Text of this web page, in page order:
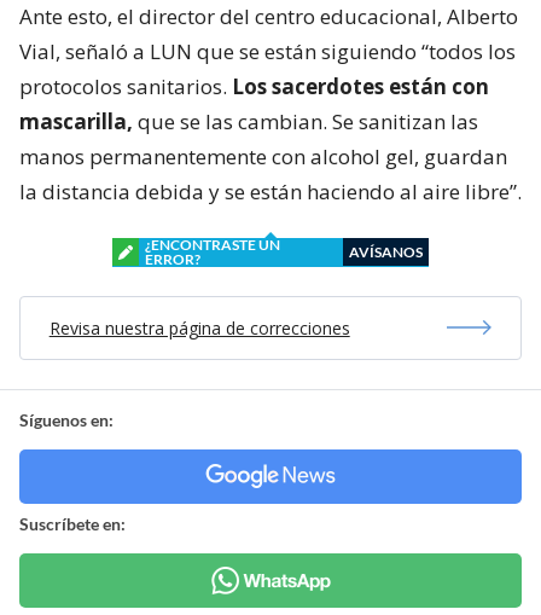
Ante esto, el director del centro educacional, Alberto
Vial, señaló a LUN que se están siguiendo “todos los
protocolos sanitarios. Los sacerdotes están con
mascarilla, que se las cambian. Se sanitizan las
manos permanentemente con alcohol gel, guardan
la distancia debida y se están haciendo al aire libre”.
¿ENCONTRASTE UN
ERROR?
AVÍSANOS
Revisa nuestra página de correcciones
Síguenos en:
Suscríbete en: